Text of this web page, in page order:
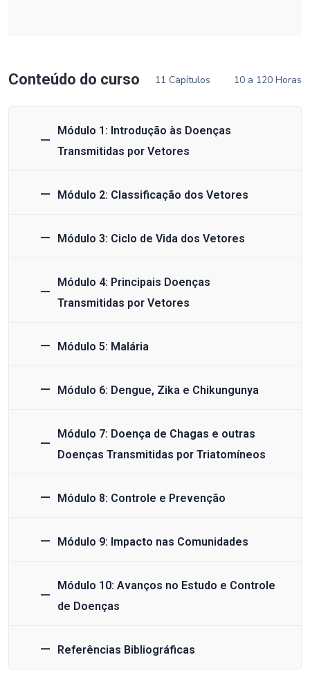
Conteúdo do curso 11 Capítulos 10 a 120 Horas
Módulo 1: Introdução às Doenças
Transmitidas por Vetores
Módulo 2: Classificação dos Vetores
Módulo 3: Ciclo de Vida dos Vetores
Módulo 4: Principais Doenças
Transmitidas por Vetores
Módulo 5: Malária
Módulo 6: Dengue, Zika e Chikungunya
Módulo 7: Doença de Chagas e outras
Doenças Transmitidas por Triatomíneos
Módulo 8: Controle e Prevenção
Módulo 9: Impacto nas Comunidades
Módulo 10: Avanços no Estudo e Controle
de Doenças
Referências Bibliográficas